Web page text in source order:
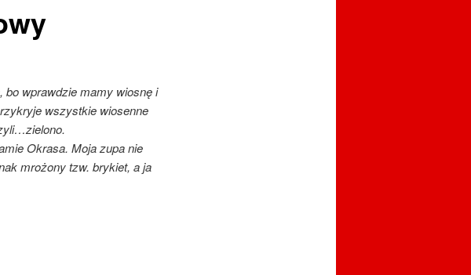
bo wprawdzie mamy wiosnę i
wszystkie wiosenne
Okrasa. Moja zupa nie
mrożony tzw. brykiet, a ja